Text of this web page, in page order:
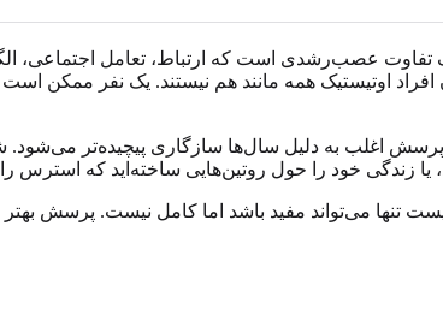
تفاوت عصب‌رشدی است که ارتباط، تعامل اجتماعی،
اوتیستیک همه مانند هم نیستند. یک نفر ممکن
پرسش اغلب به دلیل سال‌ها سازگاری پیچیده‌تر می‌شود.
تنها می‌تواند مفید باشد اما کامل نیست. پرسش بهتر